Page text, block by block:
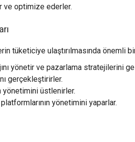
ve optimize ederler.
tüketiciye ulaştırılmasında
yönetir ve pazarlama stratejilerini
gerçekleştirirler.
yönetimini üstlenirler.
yönetimini yaparlar.